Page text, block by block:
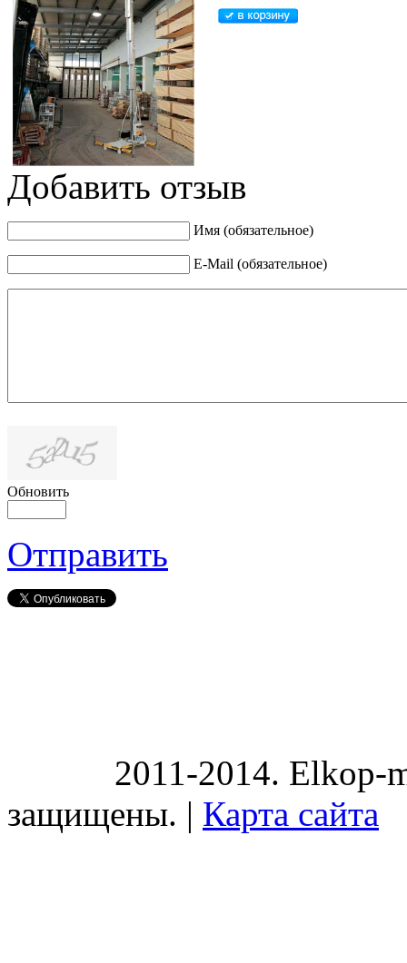
Добавить отзыв
Имя (обязательное)
E-Mail (обязательное)
Обновить
Отправить
2011-2014. Elkop-
защищены. | Карта сайта